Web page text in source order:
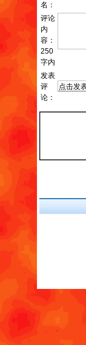
名：
评论
内
容：
250
字内
发表
评
论：